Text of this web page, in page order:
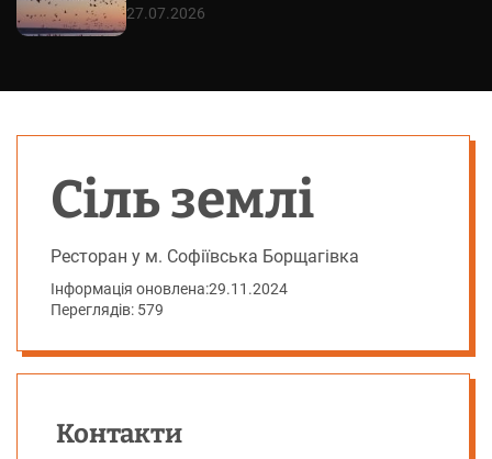
27.07.2026
Сіль землі
Ресторан у м. Софіївська Борщагівка
Інформація оновлена:29.11.2024
Переглядів: 579
Контакти